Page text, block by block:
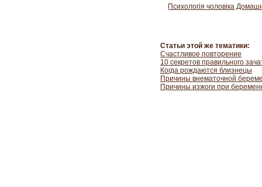
Психологія чоловіка
Статьи этой же тематики:
Счастливое повторение
10 секретов правильного
Когда рождаются близнецы
Причины внематочной
Причины изжоги при